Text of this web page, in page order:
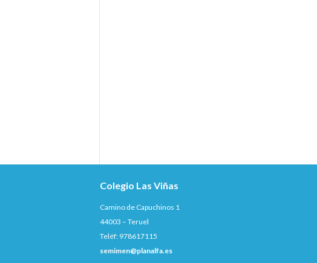
Colegio Las Viñas
Camino de Capuchinos 1
44003 – Teruel
Teléf: 978617115
semimen@planalfa.es